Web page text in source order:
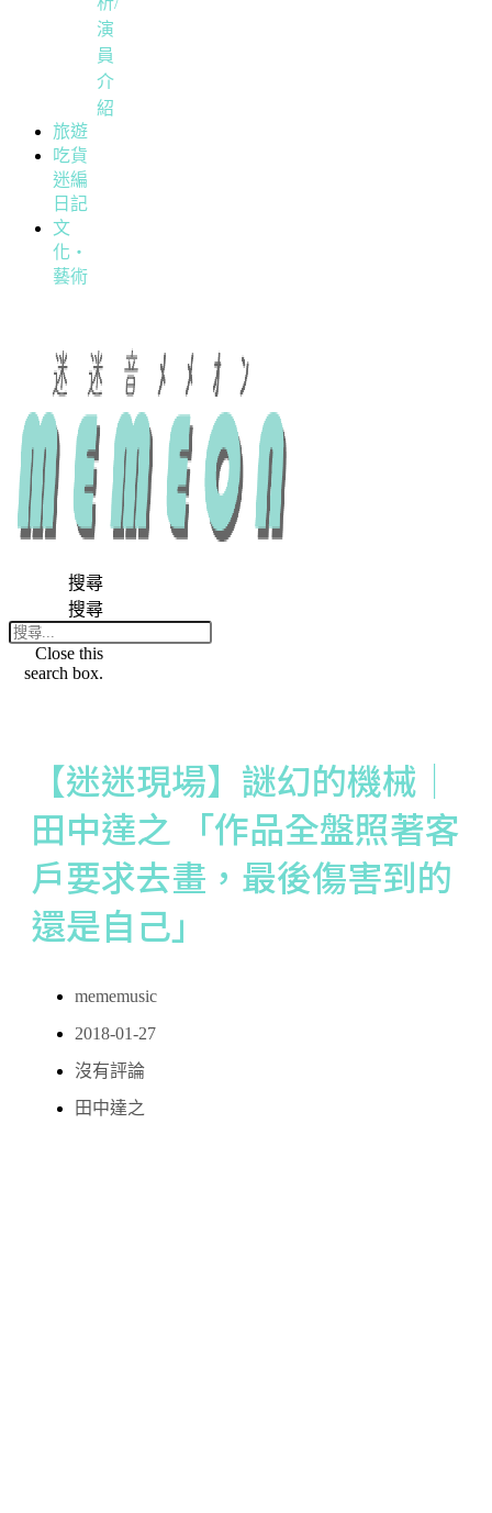
演
員
介
紹
旅遊
吃貨
迷編
日記
文
化・
藝術
搜尋
搜尋
Close this
search box.
【迷迷現場】謎幻的機械│
田中達之 「作品全盤照著客
戶要求去畫，最後傷害到的
還是自己」
mememusic
2018-01-27
沒有評論
田中達之